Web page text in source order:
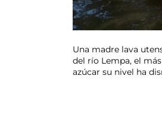
Una madre lava
del río Lempa, el
azúcar su nivel ha